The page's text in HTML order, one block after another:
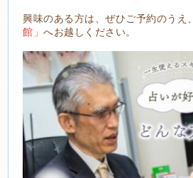
興味のある方は、ぜひご予約のうえ、
館」へお越しください。